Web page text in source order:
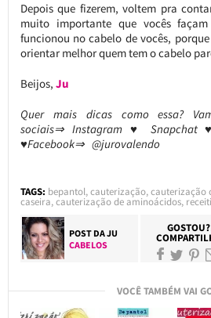
Depois que fizerem, voltem pra
muito importante que vocês
funcionou no cabelo de vocês,
orientar melhor quem tem o cabelo
Beijos, Ju
Quer mais dicas como essa?
sociais⇒ Instagram ♥
♥Facebook⇒ @jurovalendo
TAGS: bepantol,cauterização,cauterização
caseira,cauterização de aminoácidos,
POST DAJU
CABELOS
VOCÊ TAMBÉM VAI